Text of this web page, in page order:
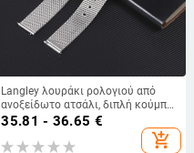
Langley λουράκι ρολογιού από
ανοξείδωτο ατσάλι, διπλή κούμπα
τύπου πεταλούδας, γρήγορη
απελευθέρωση, βουρτσισμένο
φινίρισμα
35.81 - 36.65 €
add_shopping_cart